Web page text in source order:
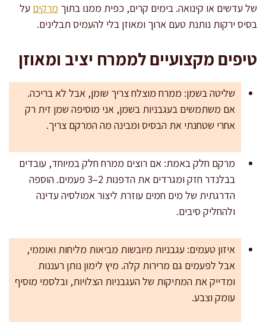
של עדשים או קינואה. בימים קרים, כפית ממנו בתוך מרקים על
בסיס ירקות נותנת טעם ארוך ומאוזן בלי להעמיס תבלינים.
טיפים מקצועיים לממרח יציב ומאוזן
שליטה בשמן: ממרח מוצלח צריך שומן, אבל לא בריכה.
אם משתמשים בעגבניות בשמן, אני מוסיפה שמן זית רק
אחרי שטחנתי את הבסיס ומבינה מה המרקם צריך.
מרקם חלק באמת: אם רוצים ממרח חלק במיוחד, עובדים
בבלנדר חזק ומגרדים את הדפנות 2–3 פעמים. הוספה
הדרגתית של מים חמים עוזרת ליצור אמולסיה עדינה
ולהחליק סיבים.
איזון טעמים: עגבניות מיובשות מביאות מליחות ואוממי,
אבל לפעמים גם מרירות קלה. מיץ לימון נותן רעננות
ומדייק את המתיקות של העגבניות הצלויות, ובלסמי מוסיף
עומק וצבע.